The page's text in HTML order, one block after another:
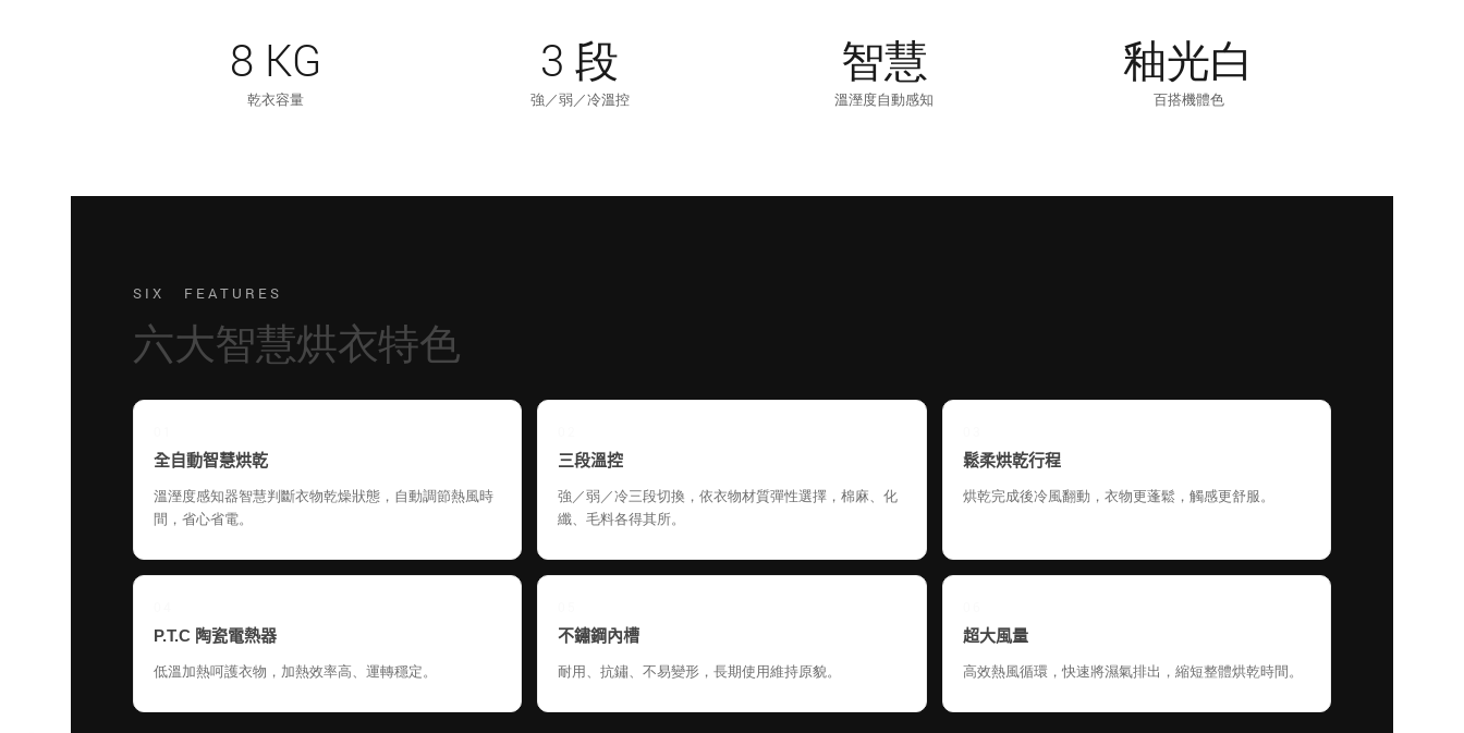
8 KG
乾衣容量
3 段
強／弱／冷溫控
智慧
溫溼度自動感知
釉光白
百搭機體色
SIX FEATURES
六大智慧烘衣特色
全自動智慧烘乾
溫溼度感知器智慧判斷衣物乾燥狀態，自動調節熱風時
間，省心省電。
三段溫控
強／弱／冷三段切換，依衣物材質彈性選擇，棉麻、化
纖、毛料各得其所。
鬆柔烘乾行程
烘乾完成後冷風翻動，衣物更蓬鬆，觸感更舒服。
P.T.C 陶瓷電熱器
低溫加熱呵護衣物，加熱效率高、運轉穩定。
不鏽鋼內槽
耐用、抗鏽、不易變形，長期使用維持原貌。
超大風量
高效熱風循環，快速將濕氣排出，縮短整體烘乾時間。